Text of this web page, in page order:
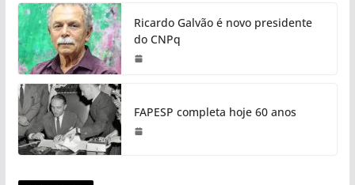
Ricardo Galvão é novo presidente
do CNPq
FAPESP completa hoje 60 anos